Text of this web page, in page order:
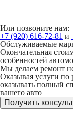
Или позвоните нам:
+7 (920) 616-72-81 и
Обслуживаемые
Окончательная
особенностей
Мы делаем ремонт
Оказывая услуги по
оказывать полный
вашего авто
Получить